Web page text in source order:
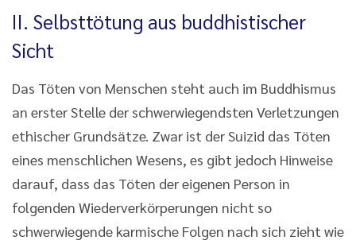
II. Selbsttötung aus buddhistischer
Sicht
Das Töten von Menschen steht auch im Buddhismus
an erster Stelle der schwerwiegendsten Verletzungen
ethischer Grundsätze. Zwar ist der Suizid das Töten
eines menschlichen Wesens, es gibt jedoch Hinweise
darauf, dass das Töten der eigenen Person in
folgenden Wiederverkörperungen nicht so
schwerwiegende karmische Folgen nach sich zieht wie